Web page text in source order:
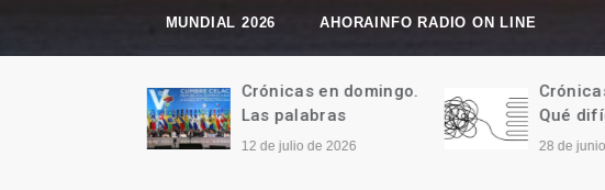
MUNDIAL 2026 AHORAINFO RADIO ON LINE
Crónicas en domingo.
Las palabras
12 de julio de 2026
Qué
28 de